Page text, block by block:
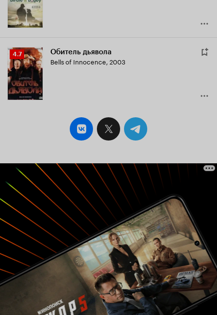
Рейтинг
Кинопоиска
4.7
4.7 Обитель дьявола
Bells of Innocence, 2003